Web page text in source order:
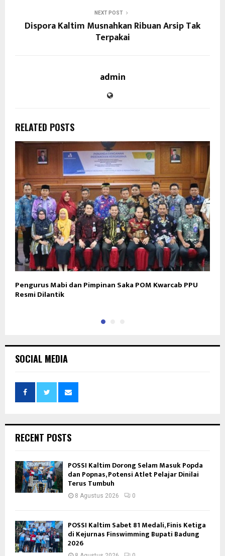
NEXT POST
Dispora Kaltim Musnahkan Ribuan Arsip Tak
Terpakai
admin
RELATED POSTS
Pengurus Mabi dan Pimpinan Saka POM Kwarcab PPU
Resmi Dilantik
SOCIAL MEDIA
RECENT POSTS
POSSI Kaltim Dorong Selam Masuk Popda
dan Popnas, Potensi Atlet Pelajar Dinilai
Terus Tumbuh
8 Agustus 2026 0
POSSI Kaltim Sabet 81 Medali, Finis Ketiga
di Kejurnas Finswimming Bupati Badung
2026